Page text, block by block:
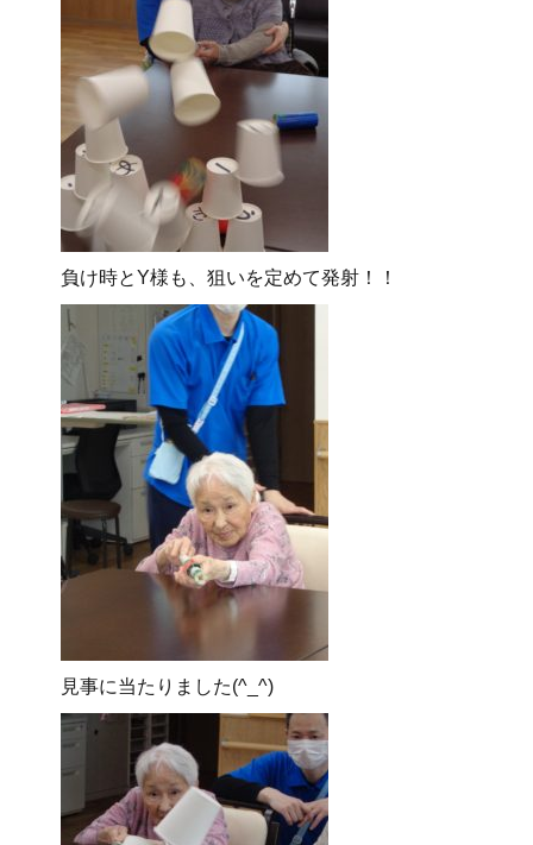
負け時とY様も、狙いを定めて発射！！
見事に当たりました(^_^)